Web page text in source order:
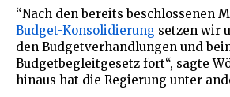
“Nach den bereits beschlossenen
Budget-Konsolidierung setzen wir
den Budgetverhandlungen und
Budgetbegleitgesetz fort“, sagte
hinaus hat die Regierung unter